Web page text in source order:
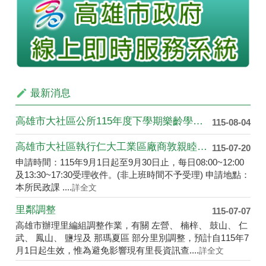
最新消息
115-08-04
高雄市大社區公所115年度下學期樂齡學苑 即將開課，誠摯邀請大家一起加入學習的行列！
115-07-20
高雄市大社區執行仁大工業區廠商敦親睦鄰回饋金獎助學金及財團法人滿寬文教基金會高雄市大社區學生獎學金自115年9月1日起開始受理申請
申請時間：115年9月1日起至9月30日止，每日08:00~12:00
及13:30~17:30受理收件。(非上班時間不予受理) 申請地點：
本所民政課 ....詳全文
115-07-07
里鄰調整
高雄市辦理里編組調整作業，有關 左營、 楠梓、 鼓山、 仁
武、 鳳山、 鹽埕及 那瑪夏區 部分里別調整，預計自115年7
月1日起生效，惟為避免影響現有里長資訊查....詳全文